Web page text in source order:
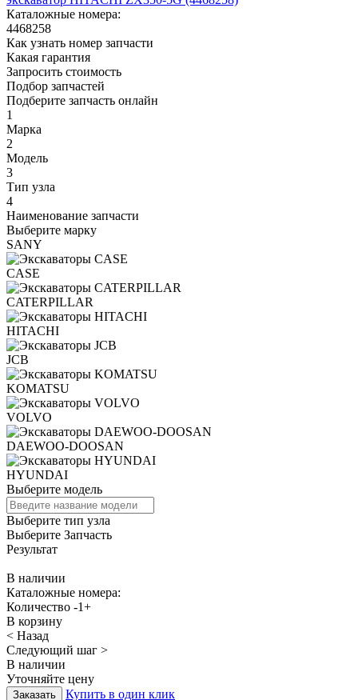
Каталожные номера:
4468258
Как узнать номер запчасти
Какая гарантия
Запросить стоимость
Подбор запчастей
Подберите запчасть онлайн
1
Марка
2
Модель
3
Тип узла
4
Наименование запчасти
Выберите марку
SANY
CASE
CATERPILLAR
HITACHI
JCB
KOMATSU
VOLVO
DAEWOO-DOOSAN
HYUNDAI
Выберите модель
Выберите тип узла
Выберите Запчасть
Результат
В наличии
Каталожные номера:
Количество -1+
В корзину
< Назад
Следующий шаг >
В наличии
Уточняйте цену
Купить в один клик